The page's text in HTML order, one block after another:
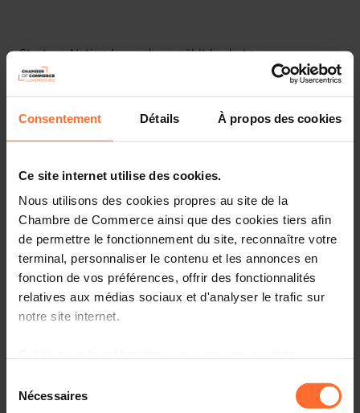
Consentement Détails À propos des cookies
Ce site internet utilise des cookies.
Nous utilisons des cookies propres au site de la
Chambre de Commerce ainsi que des cookies tiers afin
de permettre le fonctionnement du site, reconnaître votre
terminal, personnaliser le contenu et les annonces en
fonction de vos préférences, offrir des fonctionnalités
relatives aux médias sociaux et d'analyser le trafic sur
notre site internet.
à l’exception des cookies strictement nécessaires au
Nécessaires
Start-up Nation Luxemburg zählt huderte
Jungunternehmen. Man hört aber auch immer wieder
Fotos